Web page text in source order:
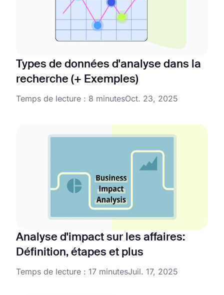
Types de données d'analyse dans la
recherche (+ Exemples)
Temps de lecture : 8 minutesOct. 23, 2025
Analyse d'impact sur les affaires:
Définition, étapes et plus
Temps de lecture : 17 minutesJuil. 17, 2025